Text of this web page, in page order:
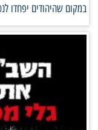
במקום שהיהודים יפחדו